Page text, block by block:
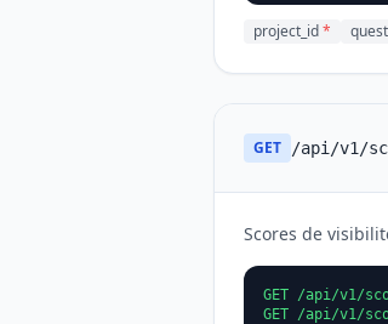
project_id*
GET /api/v1/
Scores de
GET /api/v1/
GET /api/v1/